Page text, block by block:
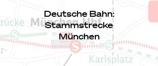
Deutsche Bahn:
Stammstrecke
München